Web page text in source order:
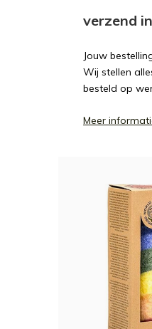
verzend
Jouw
Wij stellen
besteld op
Meer